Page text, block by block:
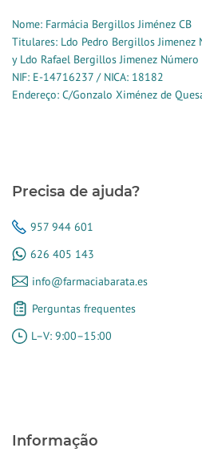
Nome: Farmácia Bergillos Jiménez CB
Titulares: Ldo Pedro Bergillos Jimenez
y Ldo Rafael Bergillos Jimenez
NIF: E-14716237 / NICA: 18182
Endereço: C/Gonzalo Ximénez de
Precisa de ajuda?
957 944 601
626 405 143
info@farmaciabarata.es
Perguntas frequentes
L–V: 9:00–15:00
Informação